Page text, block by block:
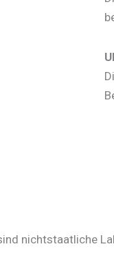
nichtstaatliche